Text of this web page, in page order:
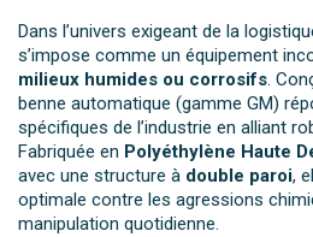
Dans l’univers exigeant de la
s’impose comme un équipement
milieux humides ou corrosifs.
benne automatique (gamme GM)
spécifiques de l’industrie en alliant
Fabriquée en Polyéthylène Haute
avec une structure à double paroi,
optimale contre les agressions
manipulation quotidienne.